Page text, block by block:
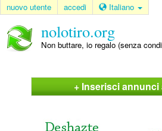
nuovo utente accedi Italiano
nolotiro.org
Non buttare, io regalo (senza
+ Inserisci annunci